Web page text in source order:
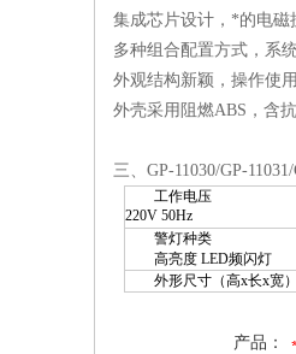
集成芯片设计，*的电磁
多种组合配置方式，系
外观结构新颖，操作使
外壳采用阻燃ABS，含
三、GP-11030/GP-
工作电压
220V 50Hz
警灯种类
高亮度 LED频闪灯
外形尺寸（高x长x宽
产品：